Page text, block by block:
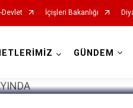
Devlet İçişleri Bakanlığı
GÜNDEM